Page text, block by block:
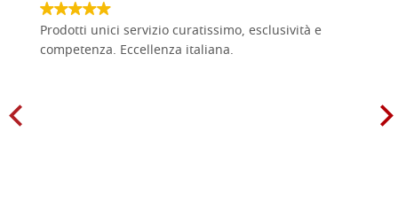
Prodotti unici servizio curatissimo, esclusività e
competenza. Eccellenza italiana.